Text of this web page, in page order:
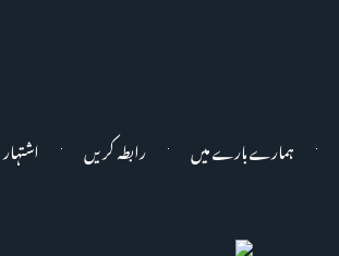
ہمارے بارے میں رابطہ کریں